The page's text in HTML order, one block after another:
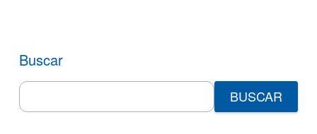
Buscar
Search
for: